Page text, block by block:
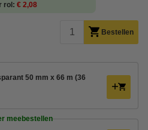
rol
€ 2,08
Bestellen
50 mm x 66 m (36
meebestellen